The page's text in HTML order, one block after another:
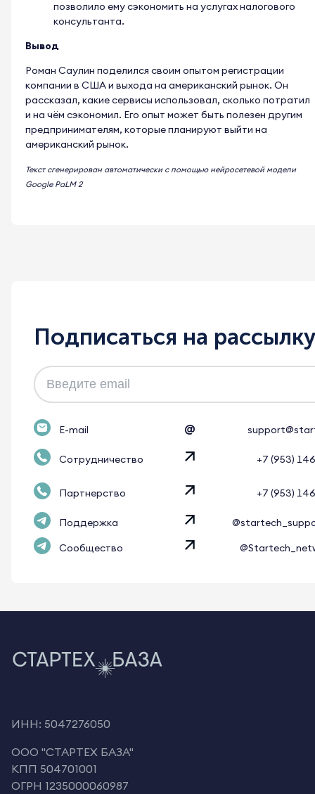
позволило ему сэкономить на услугах налогового
консультанта.
Вывод
Роман Саулин поделился своим опытом регистрации
компании в США и выхода на американский рынок. Он
рассказал, какие сервисы использовал, сколько потратил
и на чём сэкономил. Его опыт может быть полезен другим
предпринимателям, которые планируют выйти на
американский рынок.
Текст сгенерирован автоматически с помощью нейросетевой модели
Google PaLM 2
Подписаться на рассылку
E-mail @
Сотрудничество +7 (953)
Партнерство +7 (953)
Поддержка
Сообщество
ИНН: 5047276050
OOO "СТАРТЕХ БАЗА"
КПП 504701001
ОГРН 1235000060987